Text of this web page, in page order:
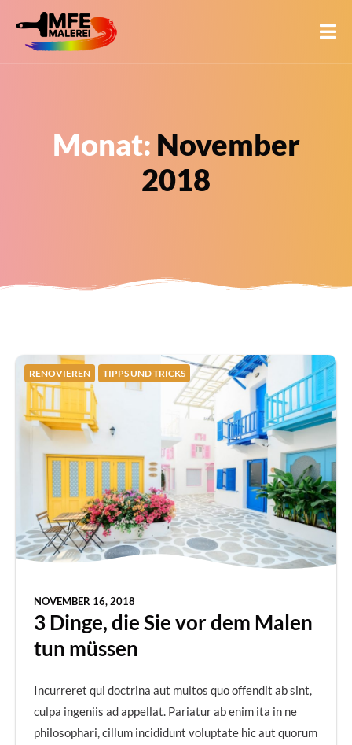
Monat: November
2018
RENOVIEREN TIPPS UND TRICKS
NOVEMBER 16, 2018
3 Dinge, die Sie vor dem Malen
tun müssen
Incurreret qui doctrina aut multos quo offendit ab sint,
culpa ingeniis ad appellat. Pariatur ab enim ita in ne
philosophari, cillum incididunt voluptate hic aut quorum